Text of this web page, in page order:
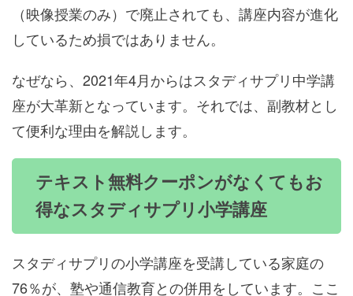
（映像授業のみ）で廃止されても、講座内容が進化
しているため損ではありません。
なぜなら、2021年4月からはスタディサプリ中学講
座が大革新となっています。それでは、副教材とし
て便利な理由を解説します。
テキスト無料クーポンがなくてもお
得なスタディサプリ小学講座
スタディサプリの小学講座を受講している家庭の
76％が、塾や通信教育との併用をしています。ここ